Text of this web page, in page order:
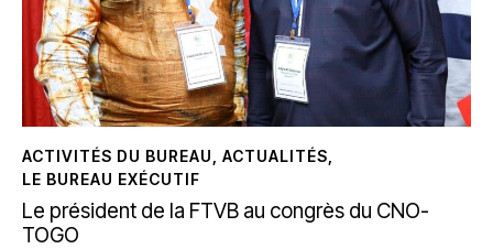
ACTIVITÉS DU BUREAU ACTUALITÉS
LE BUREAU EXÉCUTIF
Le président de la FTVB au congrès du CNO-
TOGO